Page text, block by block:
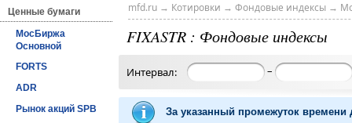
Ценные бумаги
МосБиржа
Основной
FORTS
ADR
Рынок акций SPB
mfd.ru→ Котировки → Фондовые индексы→
FIXASTR : Фондовые индексы
Интервал: –
За указанный промежуток времени